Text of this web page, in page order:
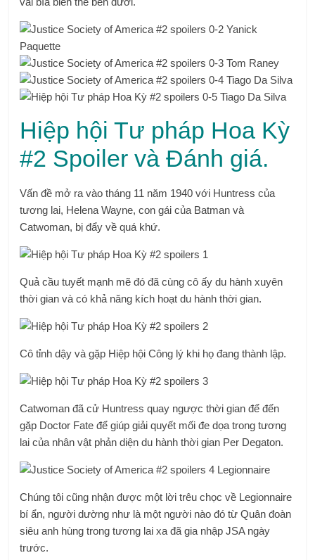
Hiệp hội Tư pháp Hoa Kỳ
#2 Spoiler và Đánh giá.
Vấn đề mở ra vào tháng 11 năm 1940 với Huntress của
tương lai, Helena Wayne, con gái của Batman và
Catwoman, bị đẩy về quá khứ.
Quả cầu tuyết mạnh mẽ đó đã cùng cô ấy du hành xuyên
thời gian và có khả năng kích hoạt du hành thời gian.
Cô tỉnh dậy và gặp Hiệp hội Công lý khi họ đang thành lập.
Catwoman đã cử Huntress quay ngược thời gian để đến
gặp Doctor Fate để giúp giải quyết mối đe dọa trong tương
lai của nhân vật phản diện du hành thời gian Per Degaton.
Chúng tôi cũng nhận được một lời trêu chọc về Legionnaire
bí ẩn, người dường như là một người nào đó từ Quân đoàn
siêu anh hùng trong tương lai xa đã gia nhập JSA ngày
trước.